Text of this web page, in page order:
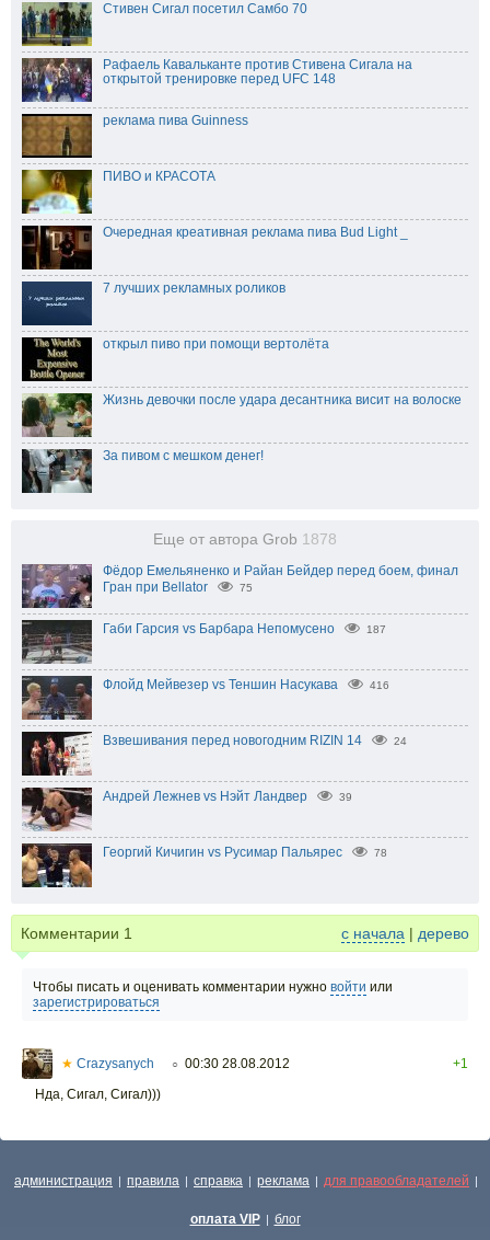
Стивен Сигал посетил Самбо 70
Рафаель Кавальканте против Стивена Сигала на
открытой тренировке перед UFC 148
реклама пива Guinness
ПИВО и КРАСОТА
Очередная креативная реклама пива Bud Light _
7 лучших рекламных роликов
открыл пиво при помощи вертолёта
Жизнь девочки после удара десантника висит на волоске
За пивом с мешком денег!
Еще от автора Grob 1878
Фёдор Емельяненко и Райан Бейдер перед боем, финал
Гран при Bellator
75
Габи Гарсия vs Барбара Непомусено 187
Флойд Мейвезер vs Теншин Насукава 416
Взвешивания перед новогодним RIZIN 14 24
Андрей Лежнев vs Нэйт Ландвер 39
Георгий Кичигин vs Русимар Пальярес 78
Комментарии 1 с начала | дерево
Чтобы писать и оценивать комментарии нужно войти или
зарегистрироваться
★ Crazysanych ○ 00:30 28.08.2012
+1
Нда, Сигал, Сигал)))
администрация | правила | справка | реклама | для правообладателей |
оплата VIP | блог